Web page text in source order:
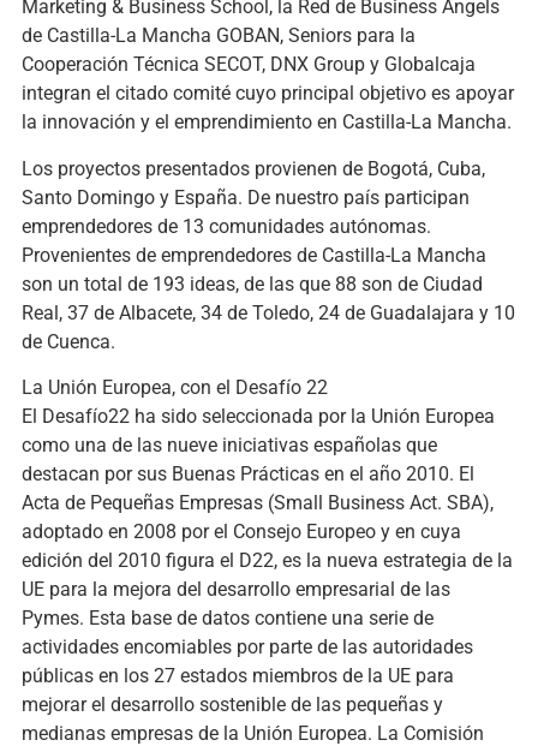
Marketing & Business School, la Red de Business Angels
de Castilla-La Mancha GOBAN, Seniors para la
Cooperación Técnica SECOT, DNX Group y Globalcaja
integran el citado comité cuyo principal objetivo es apoyar
la innovación y el emprendimiento en Castilla-La Mancha.
Los proyectos presentados provienen de Bogotá, Cuba,
Santo Domingo y España. De nuestro país participan
emprendedores de 13 comunidades autónomas.
Provenientes de emprendedores de Castilla-La Mancha
son un total de 193 ideas, de las que 88 son de Ciudad
Real, 37 de Albacete, 34 de Toledo, 24 de Guadalajara y 10
de Cuenca.
La Unión Europea, con el Desafío 22
El Desafío22 ha sido seleccionada por la Unión Europea
como una de las nueve iniciativas españolas que
destacan por sus Buenas Prácticas en el año 2010. El
Acta de Pequeñas Empresas (Small Business Act. SBA),
adoptado en 2008 por el Consejo Europeo y en cuya
edición del 2010 figura el D22, es la nueva estrategia de la
UE para la mejora del desarrollo empresarial de las
Pymes. Esta base de datos contiene una serie de
actividades encomiables por parte de las autoridades
públicas en los 27 estados miembros de la UE para
mejorar el desarrollo sostenible de las pequeñas y
medianas empresas de la Unión Europea. La Comisión